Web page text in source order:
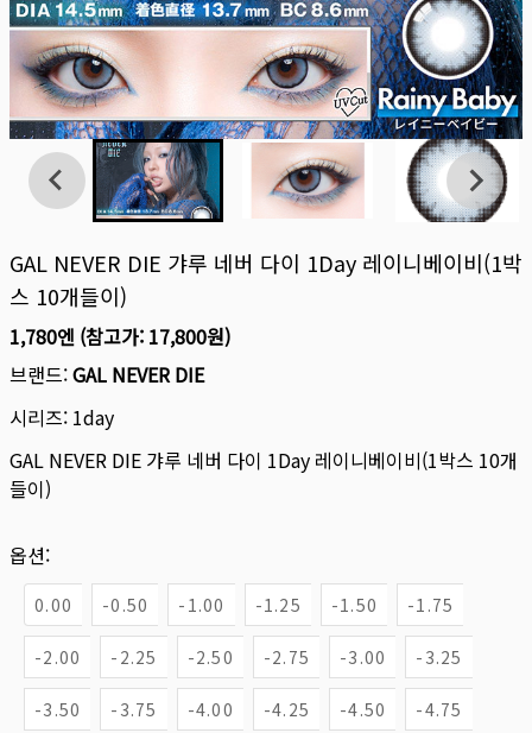
GAL NEVER DIE 갸루 네버 다이 1Day 레이니베이비(1박
스 10개들이)
1,780엔 (참고가: 17,800원)
브랜드:GAL NEVER DIE
시리즈: 1day
GAL NEVER DIE 갸루 네버 다이 1Day 레이니베이비(1박스 10개
들이)
옵션:
0.00 -0.50 -1.00 -1.25 -1.50 -1.75
-2.00 -2.25 -2.50 -2.75 -3.00 -3.25
-3.50 -3.75 -4.00 -4.25 -4.50 -4.75